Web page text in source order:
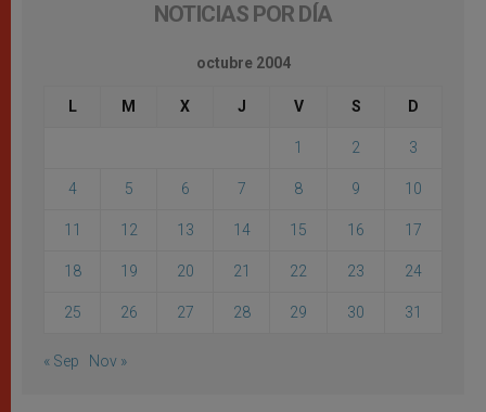
NOTICIAS POR DÍA
octubre 2004
L M X J V S D
1 2 3
4 5 6 7 8 9 10
11 12 13 14 15 16 17
18 19 20 21 22 23 24
25 26 27 28 29 30 31
« Sep Nov »